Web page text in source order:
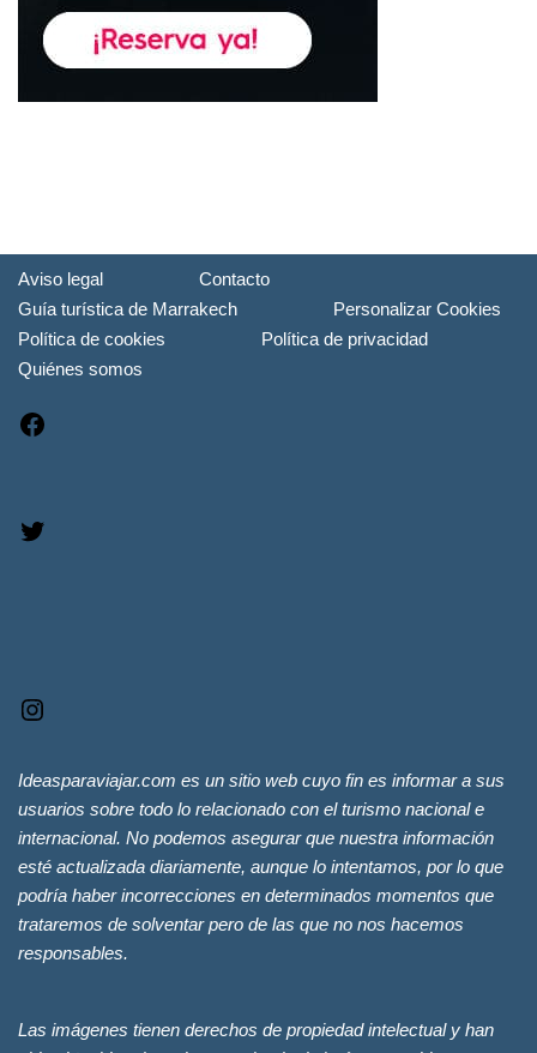
Aviso legal
Contacto
Guía turística de Marrakech
Personalizar Cookies
Política de cookies
Política de privacidad
Quiénes somos
Ideasparaviajar.com es un sitio web cuyo fin es informar a sus
usuarios sobre todo lo relacionado con el turismo nacional e
internacional. No podemos asegurar que nuestra información
esté actualizada diariamente, aunque lo intentamos, por lo que
podría haber incorrecciones en determinados momentos que
trataremos de solventar pero de las que no nos hacemos
responsables.
Las imágenes tienen derechos de propiedad intelectual y han